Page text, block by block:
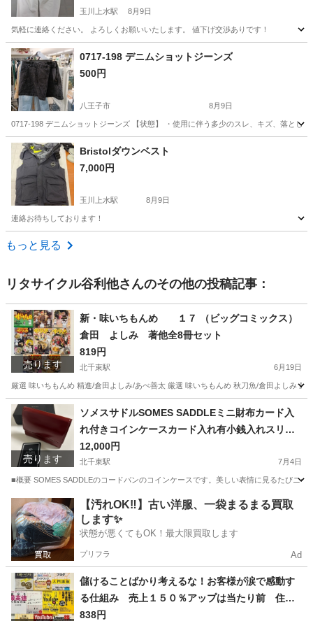
玉川上水駅 8月9日
気軽に連絡ください。 よろしくお願いいたします。 値下げ交渉ありです！
東京 立川市 パンツ CRONOS
0717-198 デニムショットジーンズ
500円
八王子市 8月9日
0717-198 デニムショットジーンズ 【状態】 ・使用に伴う多少のスレ、キズ、落と
東京 八王子市 スカート 現地
Bristolダウンベスト
7,000円
玉川上水駅 8月9日
連絡お待ちしております！
東京 立川市
もっと見る
リタサイクル谷利他さんのその他の投稿記事：
売ります
新・味いちもんめ １７ （ビッグコミックス）
倉田 よしみ 著他全8冊セット
819円
北千束駅 6月19日
厳選 味いちもんめ 精進/倉田よしみ/あべ善太 厳選 味いちもんめ 秋刀魚/倉田よ
東京 大田区 北千束駅
味いちもんめ
売ります
ソメスサドルSOMES SADDLEミニ財布カード入
れ付きコインケースカード入れ有小銭入れスリム
ウォレットコンパクトウォレット
12,000円
北千束駅 7月4日
■概要 SOMES SADDLEのコードバンのコインケースです。美しい表情に見るたびニ
東京 大田区 北千束駅 小物 カード
【汚れOK‼️】古い洋服、一袋まるまる買取
します✨
状態が悪くてもOK！最大限買取します
プリフラ Ad
儲けることばかり考えるな！お客様が涙で感動す
る仕組み 売上１５０％アップは当たり前 住宅
販売全国１位の秘密は、、他全6冊セット
838円